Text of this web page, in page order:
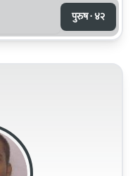
पुरुष · ४२